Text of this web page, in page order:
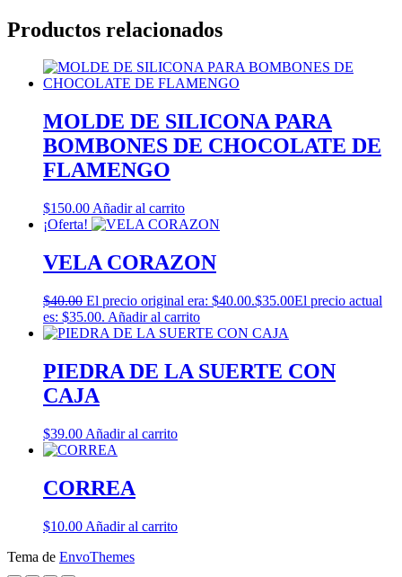
Productos relacionados
MOLDE DE SILICONA PARA
BOMBONES DE CHOCOLATE DE
FLAMENGO
$150.00 Añadir al carrito
¡Oferta!
VELA CORAZON
$40.00 El precio original era: $40.00.$35.00El precio actual
es: $35.00. Añadir al carrito
PIEDRA DE LA SUERTE CON
CAJA
$39.00 Añadir al carrito
CORREA
$10.00 Añadir al carrito
Tema de EnvoThemes